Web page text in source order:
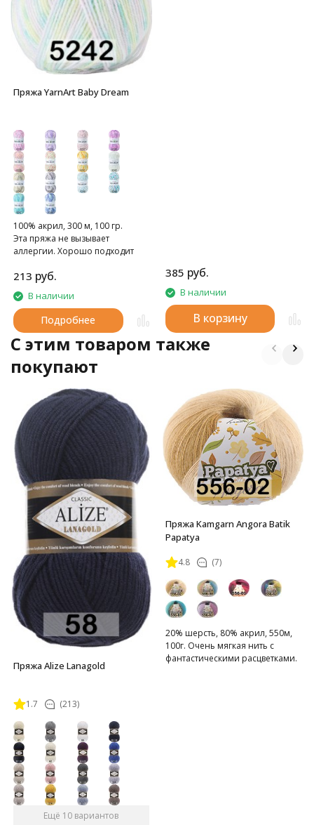
Пряжа YarnArt Baby Dream
100% акрил, 300 м, 100 гр.
Эта пряжа не вызывает
аллергии. Хорошо подходит
213 руб.
В наличии
Подробнее
385 руб.
В наличии
В корзину
C этим товаром также
покупают
Пряжа Alize Lanagold
1.7 (213)
Ещё 10 вариантов
Пряжа Kamgarn Angora Batik
Papatya
4.8 (7)
20% шерсть, 80% акрил, 550м,
100г. Очень мягкая нить с
фантастическими расцветками.